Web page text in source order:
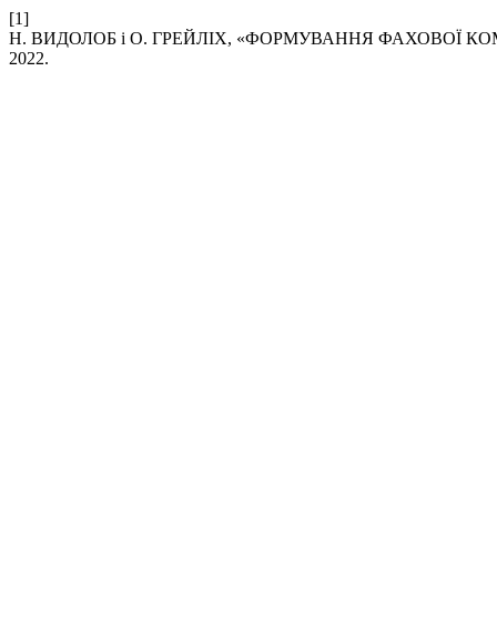
[1]
Н. ВИДОЛОБ і О. ГРЕЙЛІХ, «ФОРМУВАННЯ ФАХОВОЇ
2022.